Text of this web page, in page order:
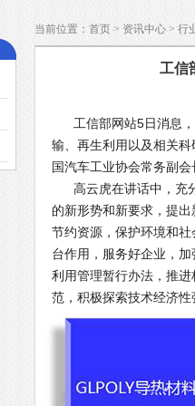
当前位置： 首页 > 资讯中心 > 行
工信
工信部网站5日消息，
输、再生利用以及相关
国汽车工业协会常务副会
高云虎在讲话中，充分
的新形势和新要求，提
节约资源，保护环境和
台作用，服务好企业，
利用管理暂行办法，推
范，积极探索技术经济性